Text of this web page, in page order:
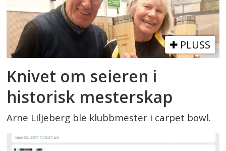
PLUSS
Knivet om seieren i
historisk mesterskap
Arne Liljeberg ble klubbmester i carpet bowl.